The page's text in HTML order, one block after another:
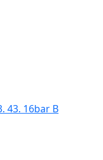
43. 16bar В